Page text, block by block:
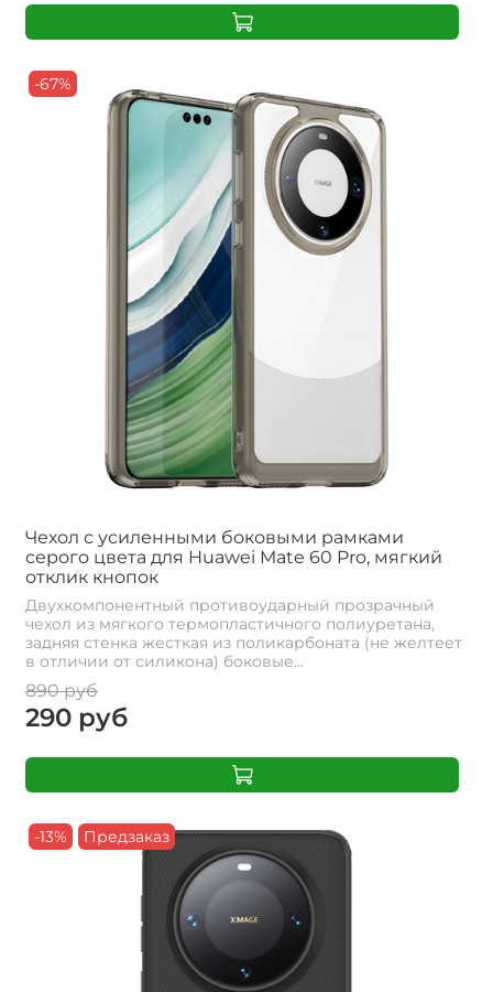
-67%
Чехол с усиленными боковыми рамками
серого цвета для Huawei Mate 60 Pro, мягкий
отклик кнопок
Двухкомпонентный противоударный прозрачный
чехол из мягкого термопластичного полиуретана,
задняя стенка жесткая из поликарбоната (не желтеет
в отличии от силикона) боковые...
890 руб
290 руб
-13% Предзаказ